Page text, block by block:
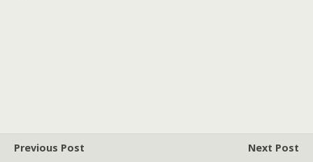
Previous Post
Next Post